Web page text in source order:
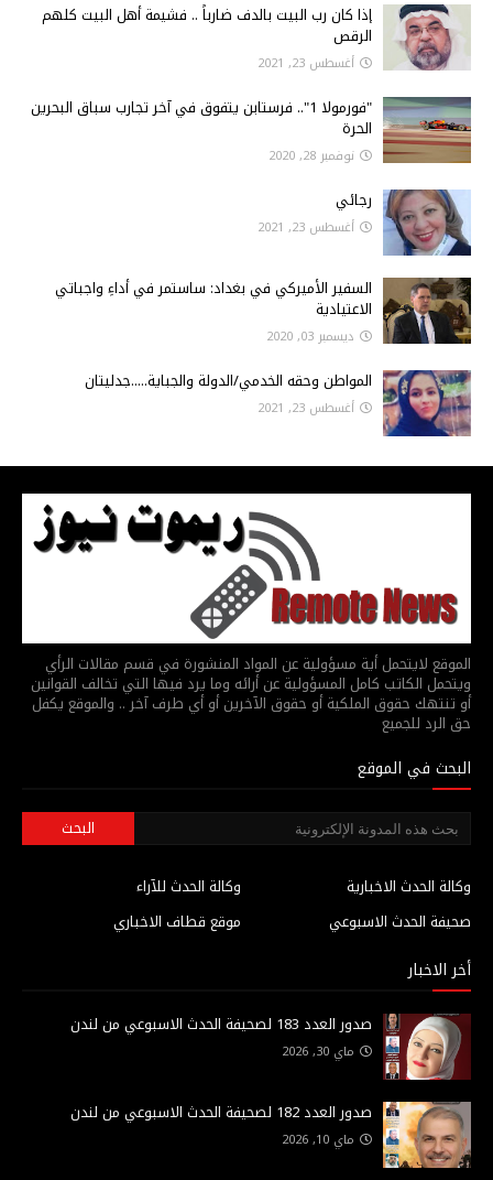
إذا كان رب البيت بالدف ضارباً .. فشيمة أهل البيت كلهم
الرقص
أغسطس 23, 2021
"فورمولا 1".. فرستابن يتفوق في آخر تجارب سباق البحرين
الحرة
نوفمبر 28, 2020
رجائي
أغسطس 23, 2021
السفير الأميركي في بغداد: ساستمر في أداءِ واجباتي
الاعتيادية
ديسمبر 03, 2020
المواطن وحقه الخدمي/الدولة والجباية.....جدليتان
أغسطس 23, 2021
الموقع لايتحمل أية مسؤولية عن المواد المنشورة في قسم مقالات الرأي
ويتحمل الكاتب كامل المسؤولية عن أرائه وما يرد فيها التي تخالف القوانين
أو تنتهك حقوق الملكية أو حقوق الآخرين أو أي طرف آخر .. والموقع يكفل
حق الرد للجميع
البحث في الموقع
وكالة الحدث للآراء
وكالة الحدث الاخبارية
موقع قطاف الاخباري
صحيفة الحدث الاسبوعي
أخر الاخبار
صدور العدد 183 لصحيفة الحدث الاسبوعي من لندن
ماي 30, 2026
صدور العدد 182 لصحيفة الحدث الاسبوعي من لندن
ماي 10, 2026